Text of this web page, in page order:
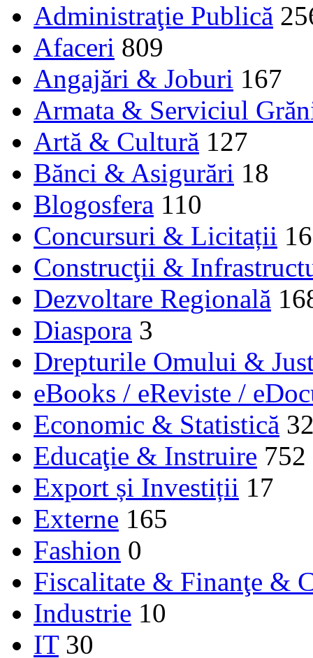
Administraţie Publică
Afaceri 809
Angajări & Joburi 167
Armata & Serviciul
Artă & Cultură 127
Bănci & Asigurări 18
Blogosfera 110
Concursuri & Licitații 16
Construcţii &
Dezvoltare Regională
Diaspora 3
Drepturile Omului &
eBooks / eReviste /
Economic & Statistică
Educaţie & Instruire 752
Export și Investiții 17
Externe 165
Fashion 0
Fiscalitate & Finanţe &
Industrie 10
IT 30